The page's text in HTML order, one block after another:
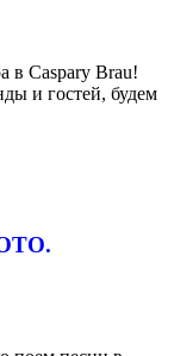
в Caspary Brau!
и гостей, будем